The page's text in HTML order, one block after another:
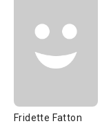
Fridette Fatton